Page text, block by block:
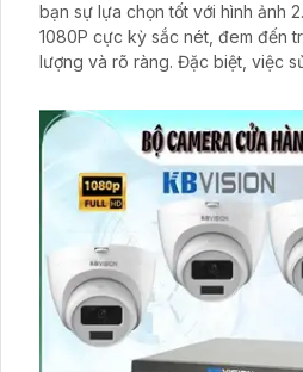
bạn sự lựa chọn tốt với hình ảnh
1080P cực kỳ sắc nét, đem đến
lượng và rõ ràng. Đặc biệt, việc sử dụng camera này còn
KBvision là một thương hiệu Việt
kết sản phẩm chất lượng cao